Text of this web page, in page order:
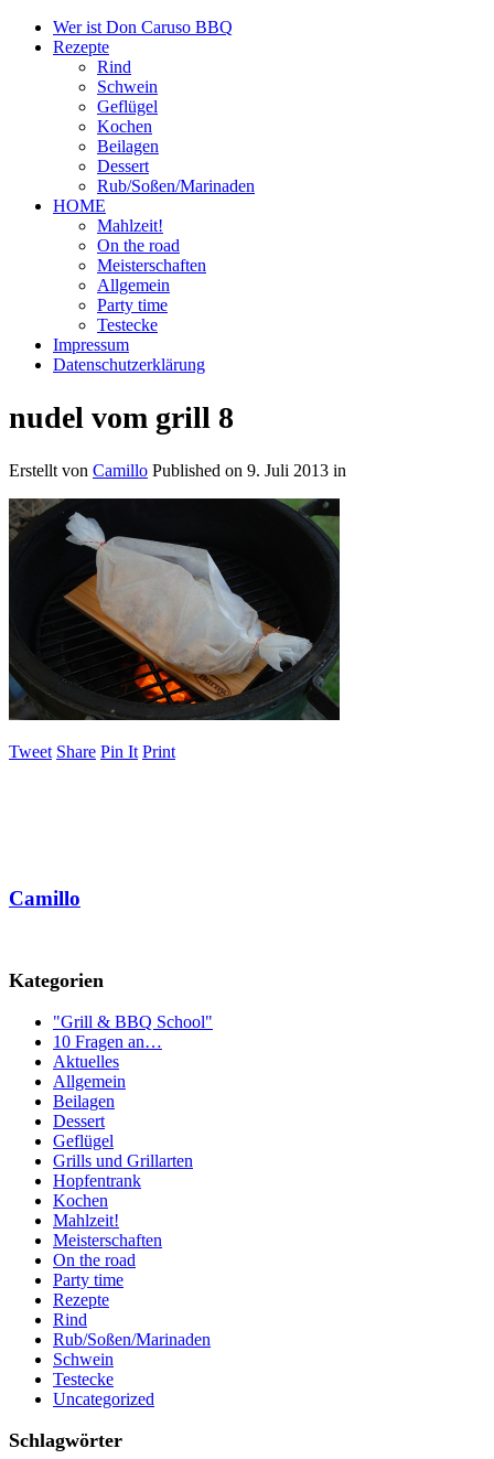
Wer ist Don Caruso BBQ
Rezepte
Rind
Schwein
Geflügel
Kochen
Beilagen
Dessert
Rub/Soßen/Marinaden
HOME
Mahlzeit!
On the road
Meisterschaften
Allgemein
Party time
Testecke
Impressum
Datenschutzerklärung
nudel vom grill 8
Erstellt von Camillo Published on 9. Juli 2013 in
Tweet Share Pin It Print
Camillo
Kategorien
"Grill & BBQ School"
10 Fragen an…
Aktuelles
Allgemein
Beilagen
Dessert
Geflügel
Grills und Grillarten
Hopfentrank
Kochen
Mahlzeit!
Meisterschaften
On the road
Party time
Rezepte
Rind
Rub/Soßen/Marinaden
Schwein
Testecke
Uncategorized
Schlagwörter